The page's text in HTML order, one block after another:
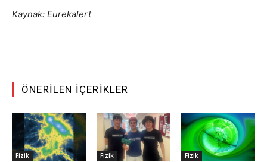
Kaynak: Eurekalert
ÖNERILEN İÇERIKLER
Fizik Fizik Fizik